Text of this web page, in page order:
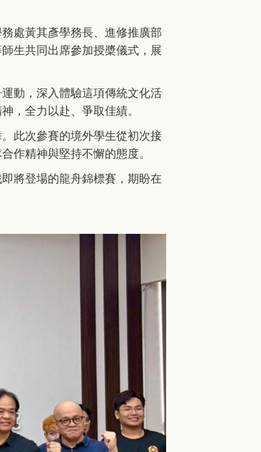
處黃其彥學務長、進修推廣部
生共同出席參加授槳儀式，展
動，深入體驗這項傳統文化活
，全力以赴、爭取佳績。
此次參賽的境外學生從初次接
作精神與堅持不懈的態度。
將登場的龍舟錦標賽，期盼在